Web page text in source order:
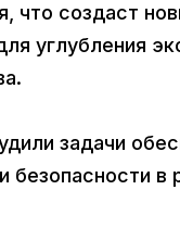
что создаст
углубления
задачи
безопасности в